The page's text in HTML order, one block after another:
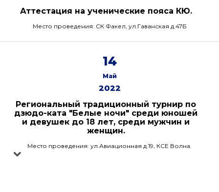
Аттестация на ученические пояса КЮ.
Место проведения: СК Факел, ул.Гаванская д.47Б
14
Май
2022
Региональный традиционный турнир по
дзюдо-ката "Белые ночи" среди юношей
и девушек до 18 лет, среди мужчин и
женщин.
Место проведения: ул.Авиационная д.19, КСЕ Волна.